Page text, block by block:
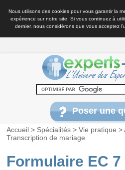
Nous utilisons des cookies pour vous garantir la
expérience sur notre site. Si vous continuez à
dernier, nous considérons que vous acceptez
Poser une
Accueil > Spécialités >Vie pratique >
Transcription de mariage
Formulaire EC